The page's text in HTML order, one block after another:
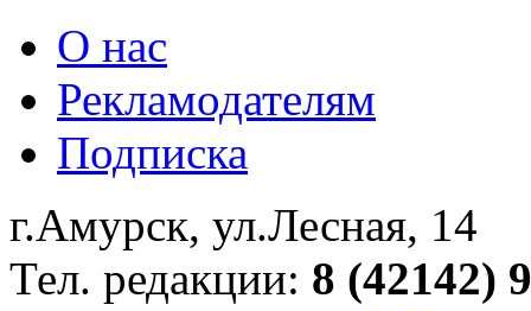
О нас
Рекламодателям
Подписка
г.Амурск, ул.Лесная, 14
Тел. редакции: 8 (42142)